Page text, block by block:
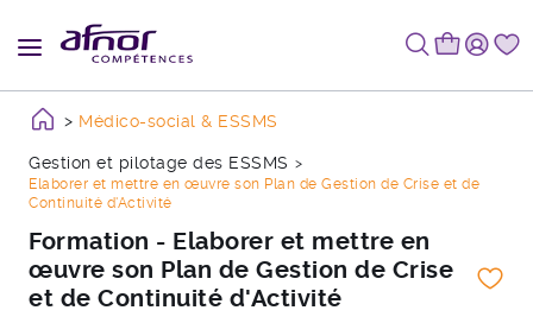
Médico-social & ESSMS
Gestion et pilotage des ESSMS
Elaborer et mettre en œuvre son Plan de Gestion de Crise et de
Continuité d'Activité
Formation - Elaborer et mettre en
œuvre son Plan de Gestion de Crise
et de Continuité d'Activité